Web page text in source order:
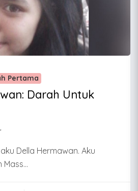
Pertama
Darah Untuk
Della Hermawan. Aku